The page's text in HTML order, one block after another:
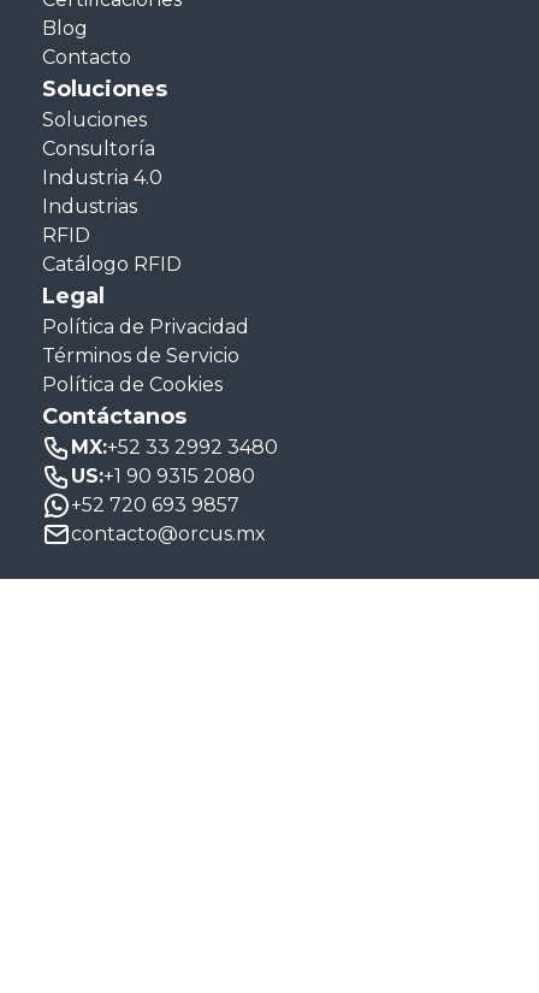
Blog
Contacto
Soluciones
Soluciones
Consultoría
Industria 4.0
Industrias
RFID
Catálogo RFID
Legal
Política de Privacidad
Términos de Servicio
Política de Cookies
Contáctanos
MX:+52 33 2992 3480
US:+1 90 9315 2080
+52 720 693 9857
contacto@orcus.mx